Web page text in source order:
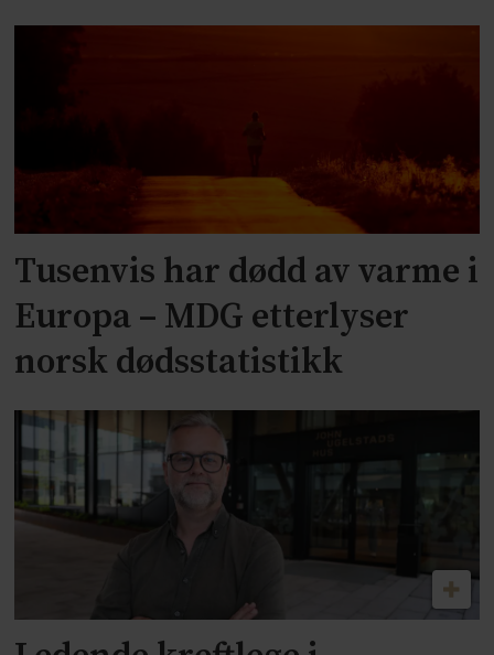
Tusenvis har dødd av varme i
Europa – MDG etterlyser
norsk dødsstatistikk